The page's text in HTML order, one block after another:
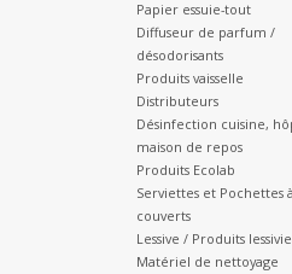
Papier essuie-tout
Diffuseur de parfum /
désodorisants
Produits vaisselle
Distributeurs
Désinfection cuisine,
maison de repos
Produits Ecolab
Serviettes et Pochettes à
couverts
Lessive / Produits
Matériel de nettoyage